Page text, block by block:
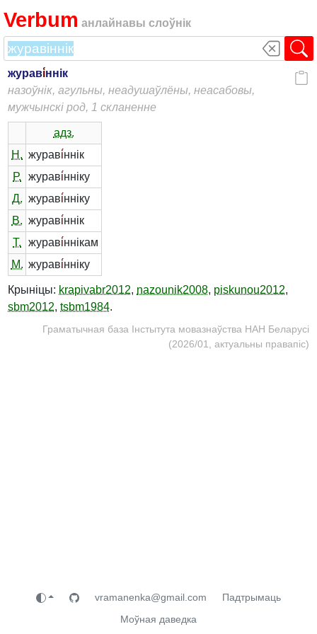
Verbum анлайнавы слоўнік
жураві́ннік
назоўнік, агульны, неадушаўлёны, неасабовы,
мужчынскі род, 1 скланенне
адз.
Н. жураві́ннік
Р.
жураві́нніку
Д. жураві́нніку
В. жураві́ннік
Т.
жураві́ннікам
М. жураві́нніку
Крыніцы: krapivabr2012, nazounik2008, piskunou2012,
sbm2012, tsbm1984.
Граматычная база Інстытута мовазнаўства НАН Беларусі
(2026/01, актуальны правапіс)
vramanenka@gmail.com
Падтрымаць
Моўная даведка